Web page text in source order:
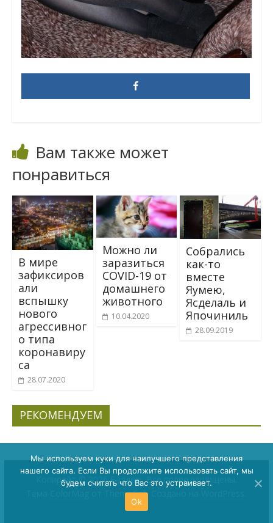
Вам также может
понравиться
В мире
зафиксиров
али
вспышку
нового
агрессивног
о типа
коронавиру
са
28.07.2020
Можно ли
заразиться
COVID-19 от
домашнего
животного
10.04.2020
Собрались
как-то
вместе
Яумею,
Ясделаль и
Япочиниль
28.09.2019
РЕКОМЕНДУЕМ
Копирайт © 2026Балдёж. Все права защищены.
от ThemeGrill. Создано на
Мы используем куки для наилучшего представления
нашего сайта. Если Вы продолжите использовать сайт, мы
будем считать что Вас это устраивает.
Ok